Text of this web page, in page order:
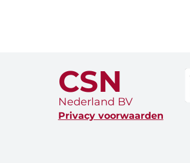
CSN
Nederland BV
Privacy voorwaarden